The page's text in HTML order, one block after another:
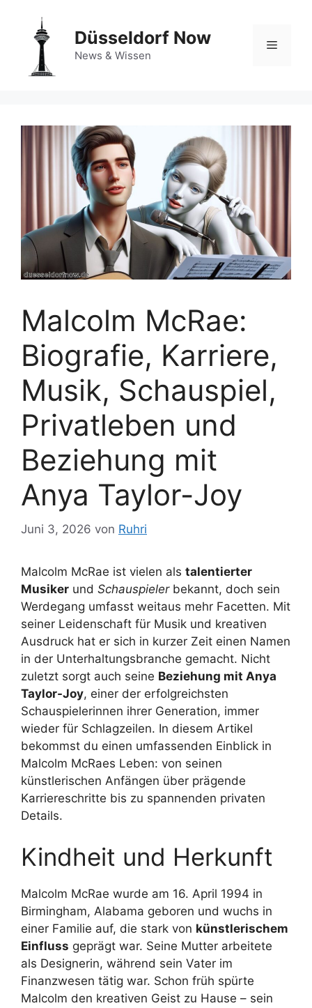
springen
Düsseldorf Now
News & Wissen
Menü
Malcolm McRae:
Biografie, Karriere,
Musik, Schauspiel,
Privatleben und
Beziehung mit
Anya Taylor-Joy
Juni 3, 2026 von Ruhri
Malcolm McRae ist vielen als talentierter
Musiker und Schauspielerbekannt, doch sein
Werdegang umfasst weitaus mehr Facetten. Mit
seiner Leidenschaft für Musik und kreativen
Ausdruck hat er sich in kurzer Zeit einen Namen
in der Unterhaltungsbranche gemacht. Nicht
zuletzt sorgt auch seine Beziehung mit Anya
Taylor-Joy, einer der erfolgreichsten
Schauspielerinnen ihrer Generation, immer
wieder für Schlagzeilen. In diesem Artikel
bekommst du einen umfassenden Einblick in
Malcolm McRaes Leben: von seinen
künstlerischen Anfängen über prägende
Karriereschritte bis zu spannenden privaten
Details.
Kindheit und Herkunft
Malcolm McRae wurde am 16. April 1994 in
Birmingham, Alabama geboren und wuchs in
einer Familie auf, die stark von künstlerischem
Einfluss geprägt war. Seine Mutter arbeitete
als Designerin, während sein Vater im
Finanzwesen tätig war. Schon früh spürte
Malcolm den kreativen Geist zu Hause – sein